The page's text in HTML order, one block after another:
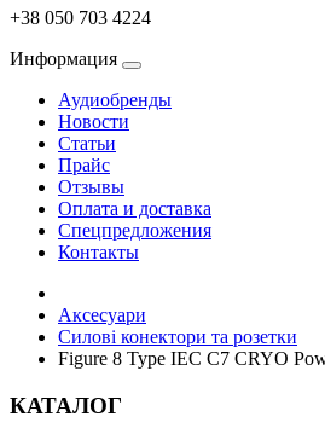
+38 050 703 4224
Информация
Аудиобренды
Новости
Статьи
Прайс
Отзывы
Оплата и доставка
Спецпредложения
Контакты
Аксесуари
Силові конектори та розетки
Figure 8 Type IEC C7 CRYO
КАТАЛОГ